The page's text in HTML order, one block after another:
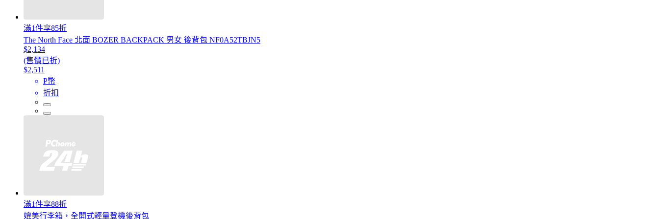
滿1件享85折
The North Face 北面 BOZER BACKPACK 男女 後背包 NF0A52TBJN5
$2,134
(售價已折)
$2,511
P幣
折扣
滿1件享88折
媲美行李箱，全開式輕量登機後背包